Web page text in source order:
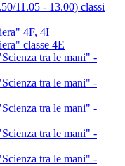
11.05 - 13.00) classi
4F, 4I
classe 4E
tra le mani" -
tra le mani" -
tra le mani" -
tra le mani" -
tra le mani" -